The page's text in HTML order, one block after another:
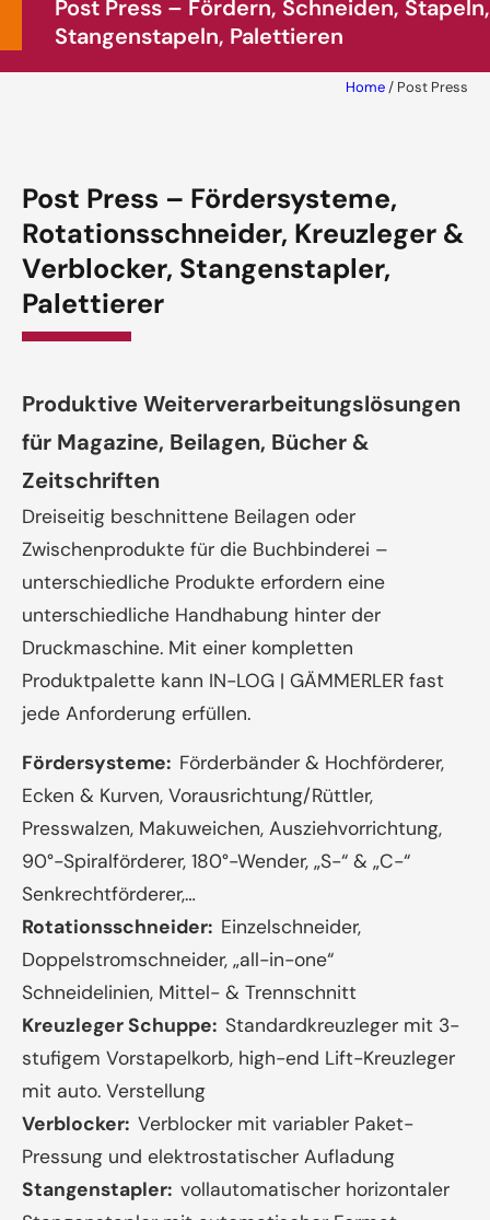
Post Press – Fördern, Schneiden, Stapeln,
Stangenstapeln, Palettieren
Home/ Post Press
Post Press – Fördersysteme,
Rotationsschneider, Kreuzleger &
Verblocker, Stangenstapler,
Palettierer
Produktive Weiterverarbeitungslösungen
für Magazine, Beilagen, Bücher &
Zeitschriften
Dreiseitig beschnittene Beilagen oder
Zwischenprodukte für die Buchbinderei –
unterschiedliche Produkte erfordern eine
unterschiedliche Handhabung hinter der
Druckmaschine. Mit einer kompletten
Produktpalette kann IN-LOG | GÄMMERLER fast
jede Anforderung erfüllen.
Fördersysteme: Förderbänder & Hochförderer,
Ecken & Kurven, Vorausrichtung/Rüttler,
Presswalzen, Makuweichen, Ausziehvorrichtung,
90°-Spiralförderer, 180°-Wender, „S-“ & „C-“
Senkrechtförderer,…
Rotationsschneider: Einzelschneider,
Doppelstromschneider, „all-in-one“
Schneidelinien, Mittel- & Trennschnitt
Kreuzleger Schuppe: Standardkreuzleger mit 3-
stufigem Vorstapelkorb, high-end Lift-Kreuzleger
mit auto. Verstellung
Verblocker: Verblocker mit variabler Paket-
Pressung und elektrostatischer Aufladung
Stangenstapler: vollautomatischer horizontaler